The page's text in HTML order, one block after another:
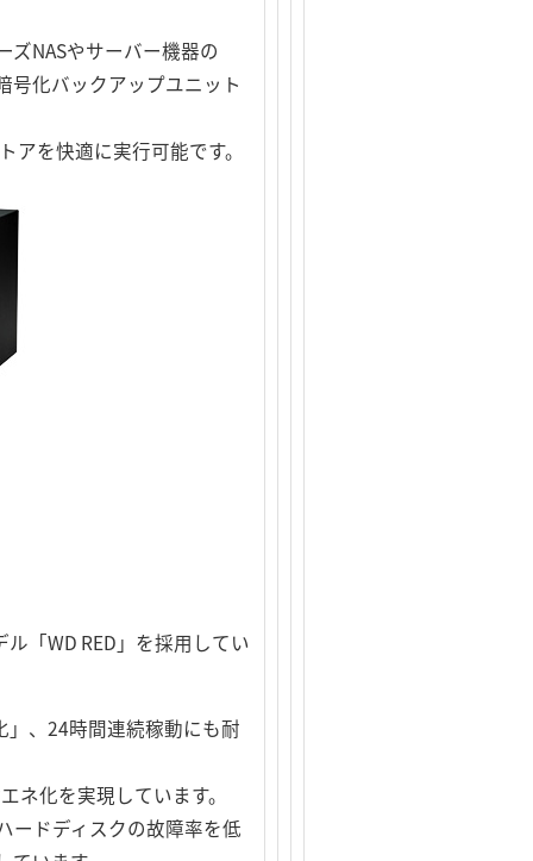
ズNASやサーバー機器の
号化バックアップユニット
を快適に実行可能です。
「WD RED」を採用してい
」、24時間連続稼動にも耐
ネ化を実現しています。
ードディスクの故障率を低